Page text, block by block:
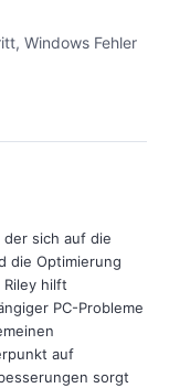
, Windows Fehler
der sich auf die
die Optimierung
hilft
PC-Probleme
auf
sorgt